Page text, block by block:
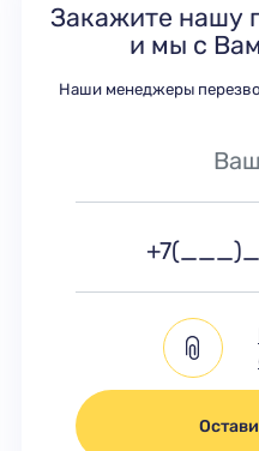
Закажите нашу
и мы с
Наши менеджеры